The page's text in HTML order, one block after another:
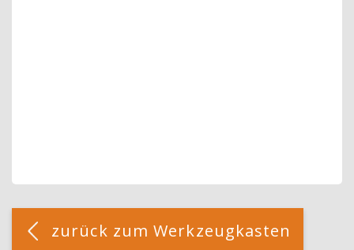
Blöcke
[Cocoon] Custom HTML überspringen
zurück zum Werkzeugkasten